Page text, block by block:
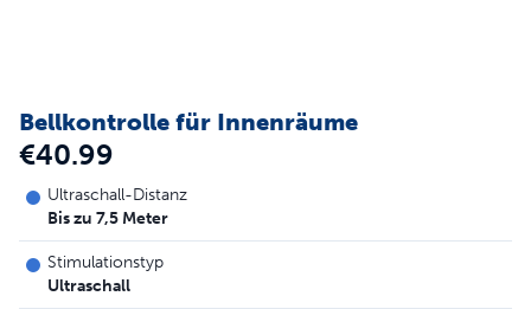
Bellkontrolle für Innenräume
€40.99
Ultraschall-Distanz
Bis zu 7,5 Meter
Stimulationstyp
Ultraschall